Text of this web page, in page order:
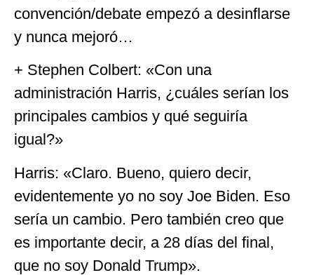
convención/debate empezó a desinflarse
y nunca mejoró…
+ Stephen Colbert: «Con una
administración Harris, ¿cuáles serían los
principales cambios y qué seguiría
igual?»
Harris: «Claro. Bueno, quiero decir,
evidentemente yo no soy Joe Biden. Eso
sería un cambio. Pero también creo que
es importante decir, a 28 días del final,
que no soy Donald Trump».